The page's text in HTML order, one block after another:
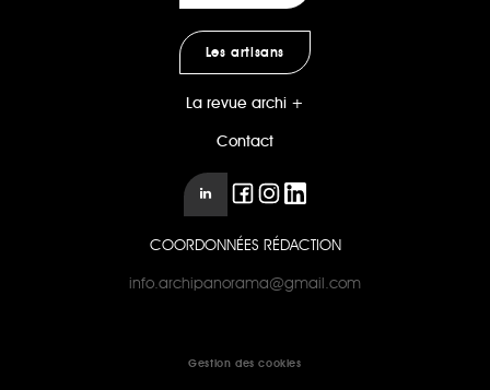
Les artisans
La revue archi +
Contact
COORDONNÉES RÉDACTION
info.archipanorama@gmail.com
Gestion des cookies